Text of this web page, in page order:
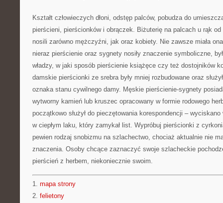
Kształt człowieczych dłoni, odstęp palców, pobudza do
pierścieni, pierścionków i obrączek. Biżuterię na palcach u rąk
nosili zarówno mężczyźni, jak oraz kobiety. Nie zawsze miała
nieraz pierścienie oraz sygnety nosiły znaczenie symboliczne,
władzy, w jaki sposób pierścienie książęce czy też dostojników
damskie pierścionki ze srebra były mniej rozbudowane oraz
oznaka stanu cywilnego damy. Męskie pierścienie-sygnety
wytworny kamień lub kruszec opracowany w formie rodowego
początkowo służył do pieczętowania korespondencji –
w ciepłym laku, który zamykał list. Wypróbuj pierścionki z
pewien rodzaj snobizmu na szlachectwo, chociaż aktualnie nie
znaczenia. Osoby chcące zaznaczyć swoje szlacheckie
pierścień z herbem, niekoniecznie swoim.
1. mapa strony
2. felietony